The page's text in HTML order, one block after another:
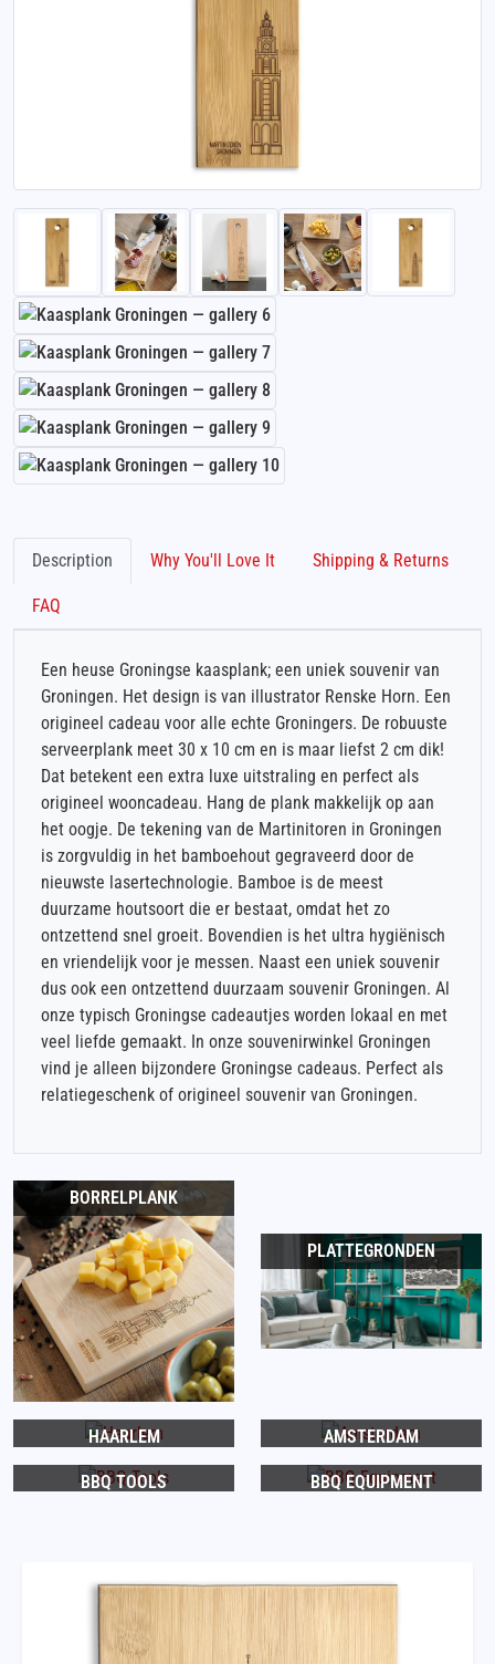
Description Why You'll Love It Shipping & Returns
FAQ
Een heuse Groningse kaasplank; een uniek souvenir van
Groningen. Het design is van illustrator Renske Horn. Een
origineel cadeau voor alle echte Groningers. De robuuste
serveerplank meet 30 x 10 cm en is maar liefst 2 cm dik!
Dat betekent een extra luxe uitstraling en perfect als
origineel wooncadeau. Hang de plank makkelijk op aan
het oogje. De tekening van de Martinitoren in Groningen
is zorgvuldig in het bamboehout gegraveerd door de
nieuwste lasertechnologie. Bamboe is de meest
duurzame houtsoort die er bestaat, omdat het zo
ontzettend snel groeit. Bovendien is het ultra hygiënisch
en vriendelijk voor je messen. Naast een uniek souvenir
dus ook een ontzettend duurzaam souvenir Groningen. Al
onze typisch Groningse cadeautjes worden lokaal en met
veel liefde gemaakt. In onze souvenirwinkel Groningen
vind je alleen bijzondere Groningse cadeaus. Perfect als
relatiegeschenk of origineel souvenir van Groningen.
BORRELPLANK
PLATTEGRONDEN
HAARLEM AMSTERDAM
BBQ TOOLS BBQ EQUIPMENT